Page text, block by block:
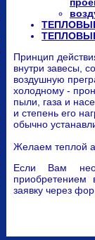
Принцип
внутри завесы,
воздушную
холодному -
пыли, газа и
и степень его
обычно
Желаем теплой
Если Вам
приобретением
заявку через